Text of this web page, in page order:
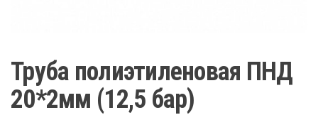
Труба полиэтиленовая ПНД
20*2мм (12,5 бар)